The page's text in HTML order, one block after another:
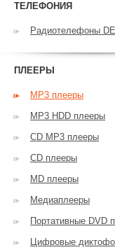
ТЕЛЕФОНИЯ
Радиотелефоны
ПЛЕЕРЫ
MP3 плееры
MP3 HDD плееры
CD MP3 плееры
CD плееры
MD плееры
Медиаплееры
Портативные DVD
Цифровые